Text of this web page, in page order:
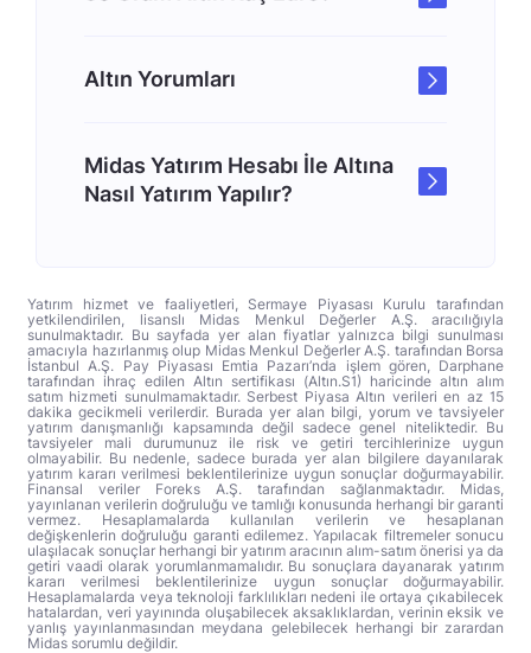
Altın Yorumları
Midas Yatırım Hesabı İle Altına
Nasıl Yatırım Yapılır?
Yatırım hizmet ve faaliyetleri, Sermaye Piyasası Kurulu tarafından
yetkilendirilen, lisanslı Midas Menkul Değerler A.Ş. aracılığıyla
sunulmaktadır. Bu sayfada yer alan fiyatlar yalnızca bilgi sunulması
amacıyla hazırlanmış olup Midas Menkul Değerler A.Ş. tarafından Borsa
İstanbul A.Ş. Pay Piyasası Emtia Pazarı’nda işlem gören, Darphane
tarafından ihraç edilen Altın sertifikası (Altın.S1) haricinde altın alım
satım hizmeti sunulmamaktadır. Serbest Piyasa Altın verileri en az 15
dakika gecikmeli verilerdir. Burada yer alan bilgi, yorum ve tavsiyeler
yatırım danışmanlığı kapsamında değil sadece genel niteliktedir. Bu
tavsiyeler mali durumunuz ile risk ve getiri tercihlerinize uygun
olmayabilir. Bu nedenle, sadece burada yer alan bilgilere dayanılarak
yatırım kararı verilmesi beklentilerinize uygun sonuçlar doğurmayabilir.
Finansal veriler Foreks A.Ş. tarafından sağlanmaktadır. Midas,
yayınlanan verilerin doğruluğu ve tamlığı konusunda herhangi bir garanti
vermez. Hesaplamalarda kullanılan verilerin ve hesaplanan
değişkenlerin doğruluğu garanti edilemez. Yapılacak filtremeler sonucu
ulaşılacak sonuçlar herhangi bir yatırım aracının alım-satım önerisi ya da
getiri vaadi olarak yorumlanmamalıdır. Bu sonuçlara dayanarak yatırım
kararı verilmesi beklentilerinize uygun sonuçlar doğurmayabilir.
Hesaplamalarda veya teknoloji farklılıkları nedeni ile ortaya çıkabilecek
hatalardan, veri yayınında oluşabilecek aksaklıklardan, verinin eksik ve
yanlış yayınlanmasından meydana gelebilecek herhangi bir zarardan
Midas sorumlu değildir.